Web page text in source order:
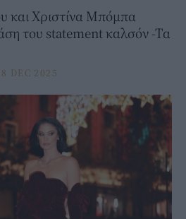
και Χριστίνα Μπόμπα
του statement καλσόν -Τα
DEC 2025